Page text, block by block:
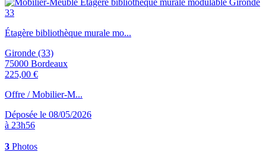
Étagère bibliothèque murale mo...
Gironde (33)
75000 Bordeaux
225,00 €
Offre / Mobilier-M...
Déposée le 08/05/2026
à 23h56
3 Photos